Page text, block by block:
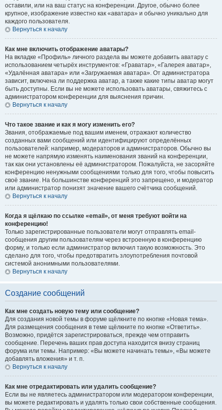
оставили, или на ваш статус на конференции. Другое, обычно более
крупное, изображение известно как «аватара» и обычно уникально для
каждого пользователя.
Вернуться к началу
Как мне включить отображение аватары?
На вкладке «Профиль» личного раздела вы можете добавить аватару с
использованием четырёх инструментов: «Граватар», «Галерея аватар»,
«Удалённая аватара» или «Загружаемая аватара». От администратора
зависит, включена ли поддержка аватар, а также какие типы аватар могут
быть доступны. Если вы не можете использовать аватары, свяжитесь с
администратором конференции для выяснения причин.
Вернуться к началу
Что такое звание и как я могу изменить его?
Звания, отображаемые под вашим именем, отражают количество
созданных вами сообщений или идентифицируют определённых
пользователей: например, модераторов и администраторов. Обычно вы
не можете напрямую изменять наименования званий на конференции,
так как они установлены её администратором. Пожалуйста, не засоряйте
конференцию ненужными сообщениями только для того, чтобы повысить
своё звание. На большинстве конференций это запрещено, и модератор
или администратор понизят значение вашего счётчика сообщений.
Вернуться к началу
Когда я щёлкаю по ссылке «email», от меня требуют войти на
конференцию!
Только зарегистрированные пользователи могут отправлять email-
сообщения другим пользователям через встроенную в конференцию
форму, и только если администратор включил такую возможность. Это
сделано для того, чтобы предотвратить злоупотребления почтовой
системой анонимными пользователями.
Вернуться к началу
Создание сообщений
Как мне создать новую тему или сообщение?
Для создания новой темы в форуме щёлкните по кнопке «Новая тема».
Для размещения сообщения в теме щёлкните по кнопке «Ответить».
Возможно, придётся зарегистрироваться, прежде чем отправить
сообщение. Перечень ваших прав доступа находится внизу страниц
форума или темы. Например: «Вы можете начинать темы», «Вы можете
добавлять вложения» и т. п.
Вернуться к началу
Как мне отредактировать или удалить сообщение?
Если вы не являетесь администратором или модератором конференции,
вы можете редактировать и удалять только свои собственные сообщения.